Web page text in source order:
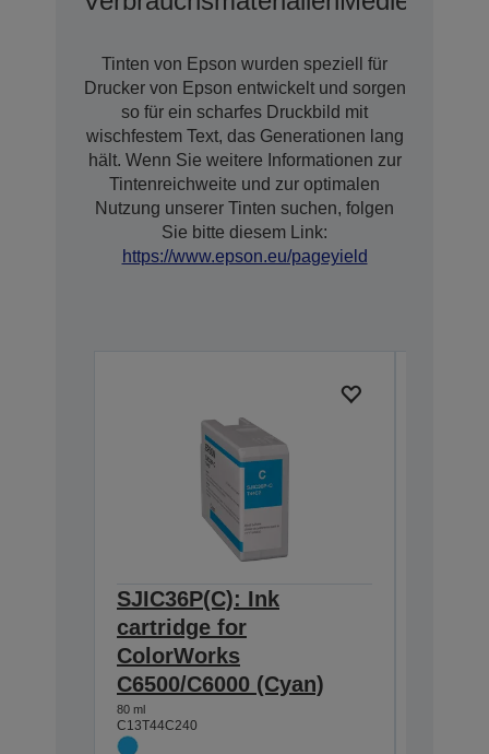
Tinten von Epson wurden speziell für
Drucker von Epson entwickelt und sorgen
so für ein scharfes Druckbild mit
wischfestem Text, das Generationen lang
hält. Wenn Sie weitere Informationen zur
Tintenreichweite und zur optimalen
Nutzung unserer Tinten suchen, folgen
Sie bitte diesem Link:
https://www.epson.eu/pageyield
SJIC36P(C): Ink
cartridge for
ColorWorks
C6500/C6000 (Cyan)
80 ml
C13T44C240